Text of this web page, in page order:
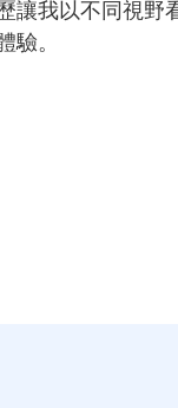
讓我以不同視野
驗。